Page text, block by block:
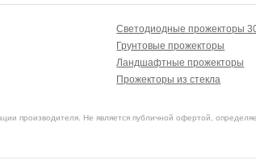
Светодиодные прожекторы
Грунтовые прожекторы
Ландшафтные прожекторы
Прожекторы из стекла
производителя. Не является публичной офертой,